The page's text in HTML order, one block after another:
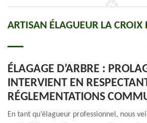
ARTISAN ÉLAGUEUR LA
ÉLAGAGE D’ARBRE :
INTERVIENT EN
RÉGLEMENTATIONS
En tant qu’élagueur professionnel, nous